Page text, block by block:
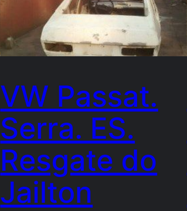
VW Passat.
Serra. ES.
Resgate do
Jailton